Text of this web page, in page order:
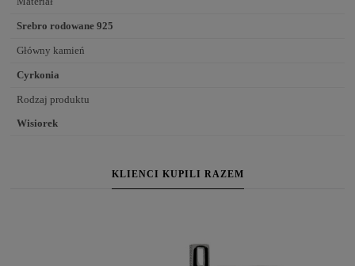
Srebro rodowane 925
Główny kamień
Cyrkonia
Rodzaj produktu
Wisiorek
KLIENCI KUPILI RAZEM